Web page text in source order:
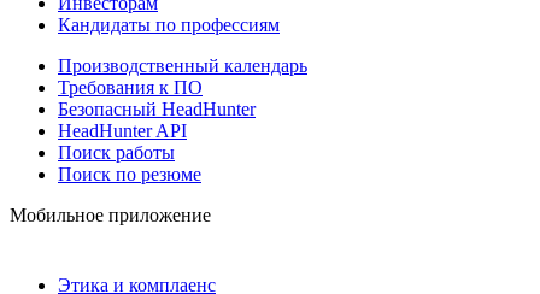
Кандидаты по профессиям
Производственный календарь
Требования к ПО
Безопасный HeadHunter
HeadHunter API
Поиск работы
Поиск по резюме
Мобильное приложение
Этика и комплаенс